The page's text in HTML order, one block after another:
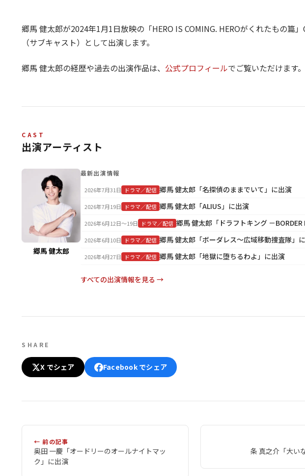
郷馬 健太郎が2024年1月1日放映の「HERO IS COMING. HEROがくれたもの篇
（サブキャスト）として出演します。
郷馬 健太郎の経歴や過去の出演作品は、 公式プロフィールでご覧いただけます。
CAST
出演アーティスト
郷馬 健太郎
最新出演情報
2026年7月31日 ドラマ／配信 郷馬 健太郎「名探偵のままでいて」に出演
2026年7月19日 ドラマ／配信 郷馬 健太郎「ALIUS」に出演
2026年6月12日〜19日 ドラマ／配信 郷馬 健太郎「ドラフトキング －
2026年6月10日 ドラマ／配信 郷馬 健太郎「ボーダレス～広域移動捜査隊」
2026年4月27日 ドラマ／配信 郷馬 健太郎「地獄に堕ちるわよ」に出演
すべての出演情報を見る →
SHARE
X でシェア Facebook でシェア
← 前の記事
奥田 一慶「オードリーのオールナイトマッ
ク」に出演
条 真之介「大い